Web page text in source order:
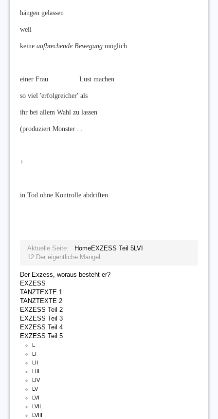
hängen gelassen
weil
keine aufbrechende Bewegung möglich
einer Frau Lust machen
so viel 'erfolgreicher' als
ihr bei allem Wahl zu lassen
(produziert Monster . .
+
in Tod ohne Kontrolle abdriften
Aktuelle Seite: HomeEXZESS Teil 5LVI
12 Der eigentliche Mangel
Der Exzess, woraus besteht er?
EXZESS
TANZTEXTE 1
TANZTEXTE 2
EXZESS Teil 2
EXZESS Teil 3
EXZESS Teil 4
EXZESS Teil 5
LIV
LV
LVI
LVII
LVIII